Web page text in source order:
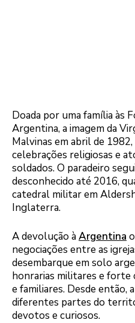
Doada por uma família às
Argentina, a imagem da
Malvinas em abril de
celebrações religiosas e
soldados. O paradeiro
desconhecido até 2016,
catedral militar em
Inglaterra.
A devolução àArgentina
negociações entre as
desembarque em solo
honrarias militares e
e familiares. Desde então,
diferentes partes do
devotos e curiosos.